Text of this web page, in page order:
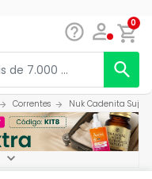
0
Correntes Nuk Cadenita